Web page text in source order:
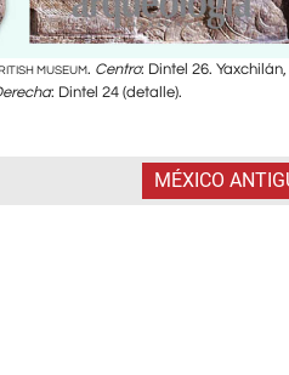
MUSEUM. Centro: Dintel 26. Yaxchilán,
: Dintel 24 (detalle).
MÉXICO